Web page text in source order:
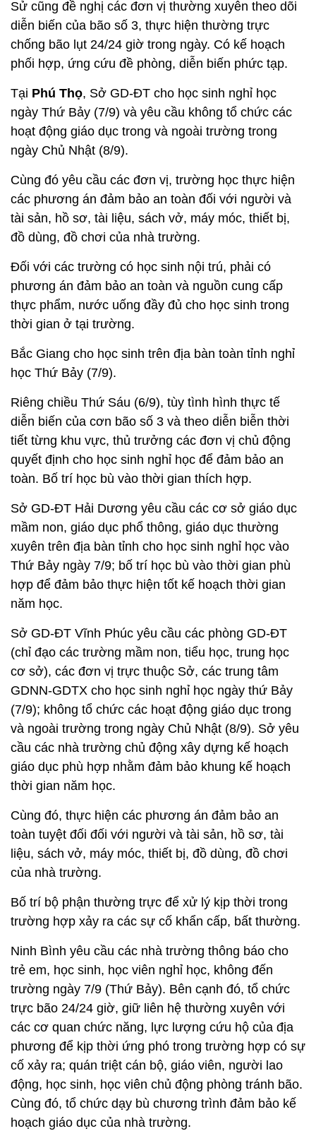
Sử cũng đề nghị các đơn vị thường xuyên theo dõi
diễn biến của bão số 3, thực hiện thường trực
chống bão lụt 24/24 giờ trong ngày. Có kế hoạch
phối hợp, ứng cứu đề phòng, diễn biến phức tạp.
Tại Phú Thọ, Sở GD-ĐT cho học sinh nghỉ học
ngày Thứ Bảy (7/9) và yêu cầu không tổ chức các
hoạt động giáo dục trong và ngoài trường trong
ngày Chủ Nhật (8/9).
Cùng đó yêu cầu các đơn vị, trường học thực hiện
các phương án đảm bảo an toàn đối với người và
tài sản, hồ sơ, tài liệu, sách vở, máy móc, thiết bị,
đồ dùng, đồ chơi của nhà trường.
Đối với các trường có học sinh nội trú, phải có
phương án đảm bảo an toàn và nguồn cung cấp
thực phẩm, nước uống đầy đủ cho học sinh trong
thời gian ở tại trường.
Bắc Giang cho học sinh trên địa bàn toàn tỉnh nghỉ
học Thứ Bảy (7/9).
Riêng chiều Thứ Sáu (6/9), tùy tình hình thực tế
diễn biến của cơn bão số 3 và theo diễn biễn thời
tiết từng khu vực, thủ trưởng các đơn vị chủ động
quyết định cho học sinh nghỉ học để đảm bảo an
toàn. Bố trí học bù vào thời gian thích hợp.
Sở GD-ĐT Hải Dương yêu cầu các cơ sở giáo dục
mầm non, giáo dục phổ thông, giáo dục thường
xuyên trên địa bàn tỉnh cho học sinh nghỉ học vào
Thứ Bảy ngày 7/9; bố trí học bù vào thời gian phù
hợp để đảm bảo thực hiện tốt kế hoạch thời gian
năm học.
Sở GD-ĐT Vĩnh Phúc yêu cầu các phòng GD-ĐT
(chỉ đạo các trường mầm non, tiểu học, trung học
cơ sở), các đơn vị trực thuộc Sở, các trung tâm
GDNN-GDTX cho học sinh nghỉ học ngày thứ Bảy
(7/9); không tổ chức các hoạt động giáo dục trong
và ngoài trường trong ngày Chủ Nhật (8/9). Sở yêu
cầu các nhà trường chủ động xây dựng kế hoạch
giáo dục phù hợp nhằm đảm bảo khung kế hoạch
thời gian năm học.
Cùng đó, thực hiện các phương án đảm bảo an
toàn tuyệt đối đối với người và tài sản, hồ sơ, tài
liệu, sách vở, máy móc, thiết bị, đồ dùng, đồ chơi
của nhà trường.
Bố trí bộ phận thường trực để xử lý kịp thời trong
trường hợp xảy ra các sự cố khẩn cấp, bất thường.
Ninh Bình yêu cầu các nhà trường thông báo cho
trẻ em, học sinh, học viên nghỉ học, không đến
trường ngày 7/9 (Thứ Bảy). Bên cạnh đó, tổ chức
trực bão 24/24 giờ, giữ liên hệ thường xuyên với
các cơ quan chức năng, lực lượng cứu hộ của địa
phương để kịp thời ứng phó trong trường hợp có sự
cố xảy ra; quán triệt cán bộ, giáo viên, người lao
động, học sinh, học viên chủ động phòng tránh bão.
Cùng đó, tổ chức dạy bù chương trình đảm bảo kế
hoạch giáo dục của nhà trường.